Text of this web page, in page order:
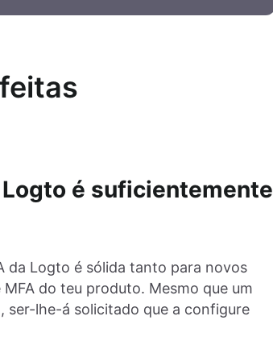
é suficientemente
da Logto é sólida tanto para novos
do teu produto. Mesmo que um
ser-lhe-á solicitado que a configure